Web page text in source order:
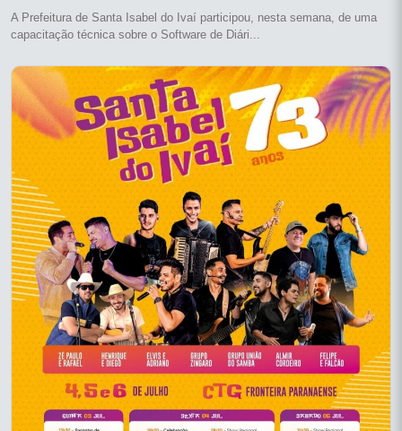
A Prefeitura de Santa Isabel do Ivaí participou, nesta semana, de uma
capacitação técnica sobre o Software de Diári...